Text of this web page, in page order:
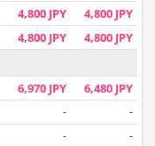
4,800 JPY 4,800 JPY
4,800 JPY 4,800 JPY
6,970 JPY 6,480 JPY
-
-
-
-